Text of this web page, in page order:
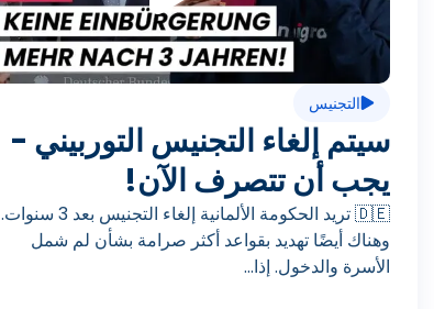
د
ي
و
غ
ي
ل
التجنيس
سيتم إلغاء التجنيس التوربيني -
يجب أن تتصرف الآن!
🇩🇪 تريد الحكومة الألمانية إلغاء التجنيس بعد 3 سنوات.
وهناك أيضًا تهديد بقواعد أكثر صرامة بشأن لم شمل
الأسرة والدخول. إذا...